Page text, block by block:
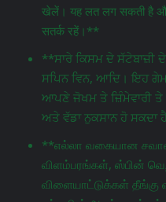
खेलें। यह लत लग सकती है और
सतर्क रहें।**
**ਸਾਰੇ ਕਿਸਮ ਦੇ ਸੱਟੇਬਾਜ਼ੀ
ਸਪਿਨ ਵਿਨ, ਆਦਿ। ਇਹ
ਆਪਣੇ ਜੋਖਮ ਤੇ ਜ਼ਿੰਮੇਵਾਰੀ
ਅਤੇ ਵੱਡਾ ਨੁਕਸਾਨ ਹੋ ਸਕਦਾ
**எல்லா வகையான
விளம்பரங்கள், ஸ்பின்
விளையாட்டுக்கள் தீங்கு